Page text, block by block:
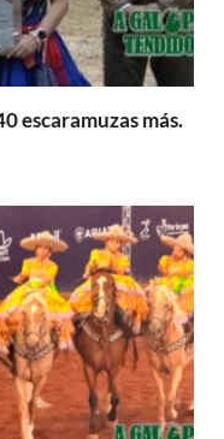
escaramuzas más.